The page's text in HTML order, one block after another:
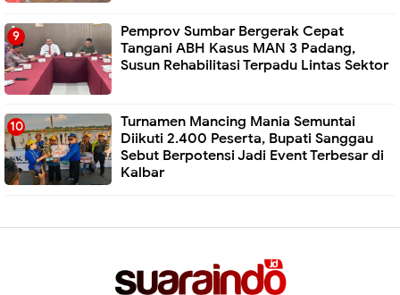
Pemprov Sumbar Bergerak Cepat
Tangani ABH Kasus MAN 3 Padang,
Susun Rehabilitasi Terpadu Lintas Sektor
Turnamen Mancing Mania Semuntai
Diikuti 2.400 Peserta, Bupati Sanggau
Sebut Berpotensi Jadi Event Terbesar di
Kalbar